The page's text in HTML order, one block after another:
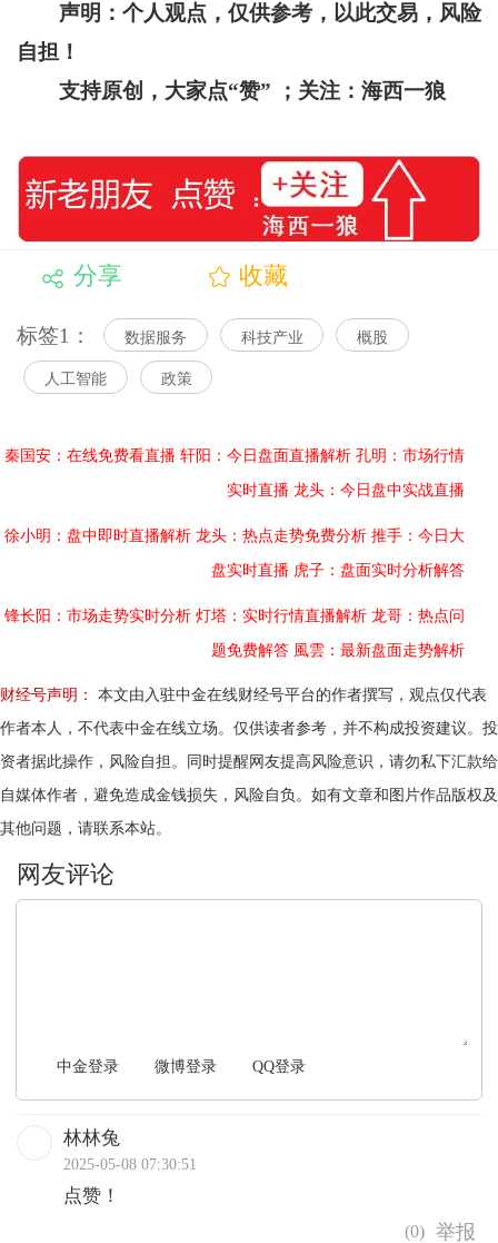
声明：个人观点，仅供参考，以此交易，风险
自担！
支持原创，大家点“赞”
；关注：海西一狼
分享 收藏
标签1： 数据服务 科技产业 概股
人工智能 政策
秦国安：在线免费看直播 轩阳：今日盘面直播解析 孔明：市场行情
实时直播 龙头：今日盘中实战直播
徐小明：盘中即时直播解析 龙头：热点走势免费分析 推手：今日大
盘实时直播 虎子：盘面实时分析解答
锋长阳：市场走势实时分析 灯塔：实时行情直播解析 龙哥：热点问
题免费解答 風雲：最新盘面走势解析
财经号声明：
本文由入驻中金在线财经号平台的作者撰写，观点仅代表
作者本人，不代表中金在线立场。仅供读者参考，并不构成投资建议。投
资者据此操作，风险自担。同时提醒网友提高风险意识，请勿私下汇款给
自媒体作者，避免造成金钱损失，风险自负。如有文章和图片作品版权及
其他问题，请联系本站。
中金登录 微博登录 QQ登录
林林兔
2025-05-08 07:30:51
点赞！
(0)